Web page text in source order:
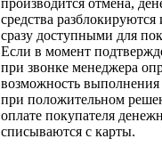
средства разблокируются
сразу доступными для
Если в момент
при звонке менеджера
возможность выполнения
при положительном
оплате покупателя
списываются с карты.